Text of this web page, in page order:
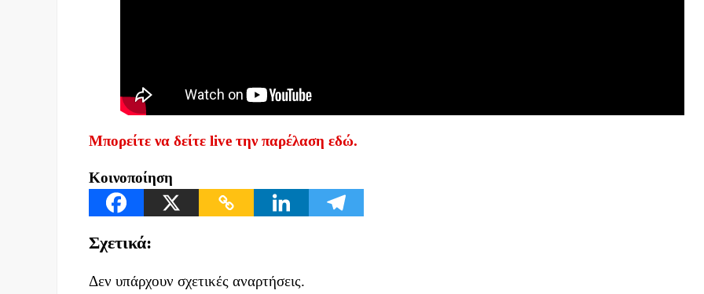
Μπορείτε να δείτε live την παρέλαση εδώ.
Κοινοποίηση
Σχετικά:
Δεν υπάρχουν σχετικές αναρτήσεις.